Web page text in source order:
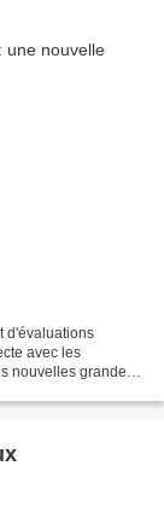
d'évaluations
avec les
nouvelles grandes